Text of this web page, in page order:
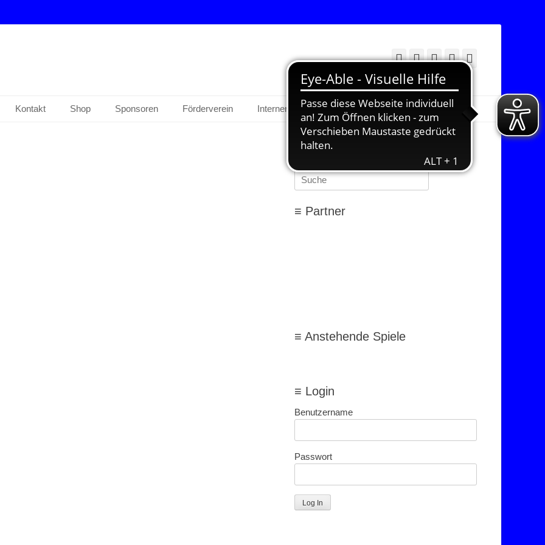
e. V. Facebook
Twitter
E- YouTube
Kontakt Shop Sponsoren Förderverein Interner Bereich
Suchen
Suchen
nach:
≡ Partner
≡ Anstehende Spiele
≡ Login
Benutzername
Passwort